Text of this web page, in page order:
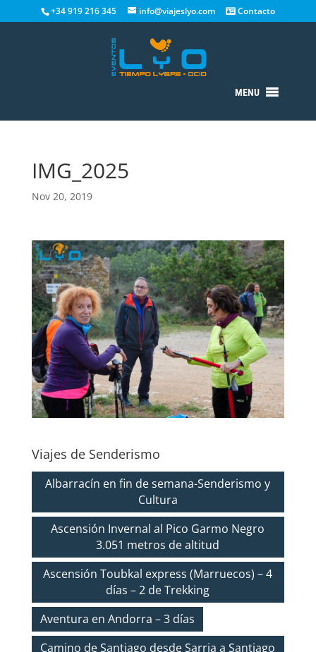
+34 919 216 345 info@viajeslyo.com Contacto
MENU
IMG_2025
Nov 20, 2019
Viajes de Senderismo
Albarracín en fin de semana-Senderismo y
Cultura
Ascensión Invernal al Pico Garmo Negro
3.051 metros de altitud
Ascensión Toubkal express (Marruecos) – 4
días – 2 de Trekking
Aventura en Andorra – 3 días
Camino de Santiago desde Sarria a Santiago